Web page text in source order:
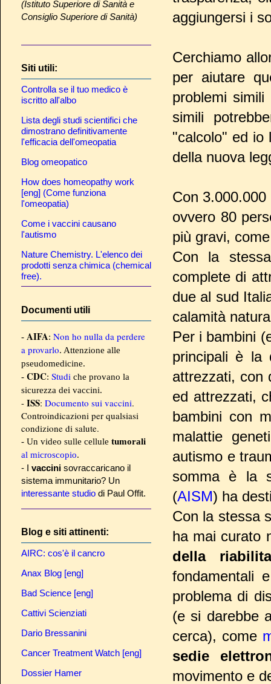
aggiungersi i
Cerchiamo
per aiutare
problemi
simili
"calcolo" ed io
della nuova
Con
ovvero 80
più gravi,
Con la
complete di
due al sud
calamità
Per i bambini
principali è la
attrezzati, con
ed attrezzati,
bambini con
malattie
autismo e
somma è la
(AISM) ha
Con la stessa
ha mai curato
della
fondamentali
problema di
(e si darebbe
cerca), come
sedie
movimento e
(Istituto Superiore di Sanità e
Consiglio Superiore di Sanità)
Siti utili:
Controlla se il tuo medico è
iscritto all'albo
Lista degli studi scientifici che
dimostrano definitivamente
l'efficacia dell'omeopatia
Blog omeopatico
How does homeopathy work
[eng] (Come funziona
l'omeopatia)
Come i vaccini causano
l'autismo
Nature Chemistry. L'elenco dei
prodotti senza chimica (chemical
free).
Documenti utili
- AIFA: Non ho nulla da perdere
a provarlo. Attenzione alle
pseudomedicine.
- CDC: Studi che provano la
sicurezza dei vaccini.
- ISS: Documento sui vaccini.
Controindicazioni per qualsiasi
condizione di salute.
- Un video sulle cellule tumorali
al microscopio.
- I vaccini sovraccaricano il
sistema immunitario? Un
interessante studio di Paul Offit.
Blog e siti attinenti:
AIRC: cos'è il cancro
Anax Blog [eng]
Bad Science [eng]
Cattivi Scienziati
Dario Bressanini
Cancer Treatment Watch [eng]
Dossier Hamer